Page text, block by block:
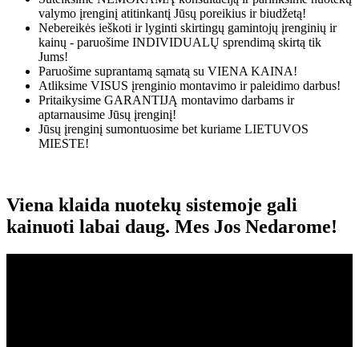
valymo įrenginį atitinkantį Jūsų poreikius ir biudžetą!
Nebereikės ieškoti ir lyginti skirtingų gamintojų įrenginių ir
kainų - paruošime INDIVIDUALŲ sprendimą skirtą tik
Jums!
Paruošime suprantamą sąmatą su VIENA KAINA!
Atliksime VISUS įrenginio montavimo ir paleidimo darbus!
Pritaikysime GARANTIJĄ montavimo darbams ir
aptarnausime Jūsų įrenginį!
Jūsų įrenginį sumontuosime bet kuriame LIETUVOS
MIESTE!
Viena klaida nuotekų sistemoje gali
kainuoti labai daug. Mes Jos Nedarome!